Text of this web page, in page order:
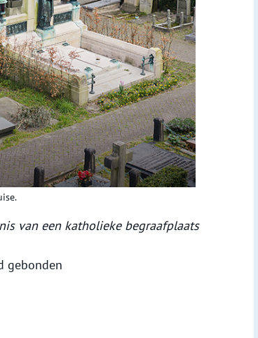
van een katholieke begraafplaats
gebonden